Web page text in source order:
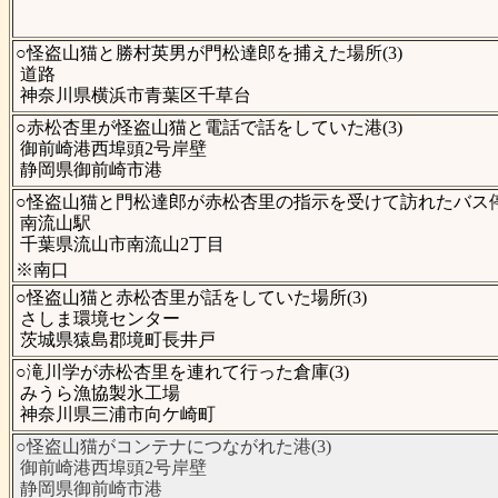
○怪盗山猫と勝村英男が門松達郎を捕えた場所(3)
道路
神奈川県横浜市青葉区千草台
○赤松杏里が怪盗山猫と電話で話をしていた港(3)
御前崎港西埠頭2号岸壁
静岡県御前崎市港
○怪盗山猫と門松達郎が赤松杏里の指示を受けて訪れたバス
南流山駅
千葉県流山市南流山2丁目
※南口
○怪盗山猫と赤松杏里が話をしていた場所(3)
さしま環境センター
茨城県猿島郡境町長井戸
○滝川学が赤松杏里を連れて行った倉庫(3)
みうら漁協製氷工場
神奈川県三浦市向ケ崎町
○怪盗山猫がコンテナにつながれた港(3)
御前崎港西埠頭2号岸壁
静岡県御前崎市港